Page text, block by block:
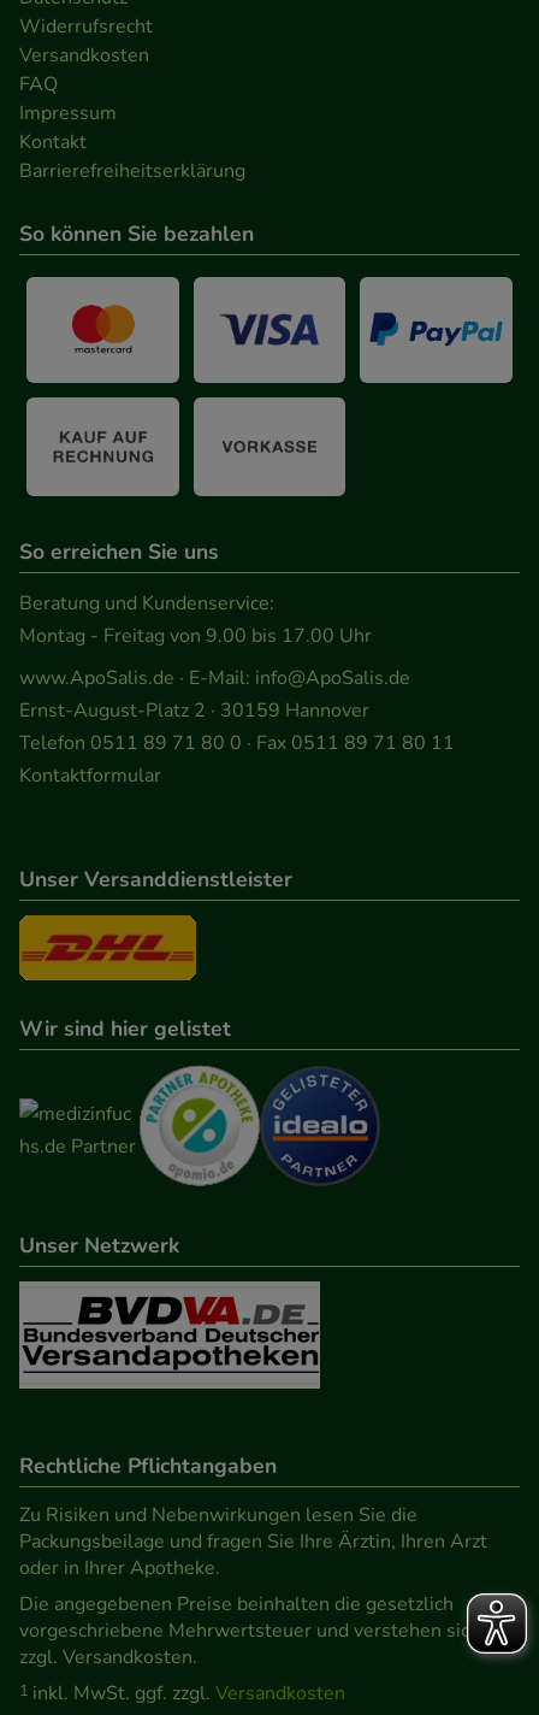
Werbung auf Drittseiten möglichst relevant für Sie
zu gestalten. Bitte beachten Sie, dass Daten hierfür
teilweise an Dritte wie z.B. Google oder soziale
Medien übertragen werden.
Widerrufsrecht
Versandkosten
FAQ
Impressum
Kontakt
Barrierefreiheitserklärung
So können Sie bezahlen
So erreichen Sie uns
Beratung und Kundenservice:
Montag - Freitag von 9.00 bis 17.00 Uhr
www.ApoSalis.de · E-Mail: info@ApoSalis.de
Ernst-August-Platz 2 · 30159 Hannover
Telefon 0511 89 71 80 0 · Fax 0511 89 71 80 11
Kontaktformular
Unser Versanddienstleister
Wir sind hier gelistet
Unser Netzwerk
Rechtliche Pflichtangaben
Zu Risiken und Nebenwirkungen lesen Sie die
Packungsbeilage und fragen Sie Ihre Ärztin, Ihren Arzt
oder in Ihrer Apotheke.
Die angegebenen Preise beinhalten die gesetzlich
vorgeschriebene Mehrwertsteuer und verstehen sich
zzgl. Versandkosten.
1 inkl. MwSt. ggf. zzgl. Versandkosten